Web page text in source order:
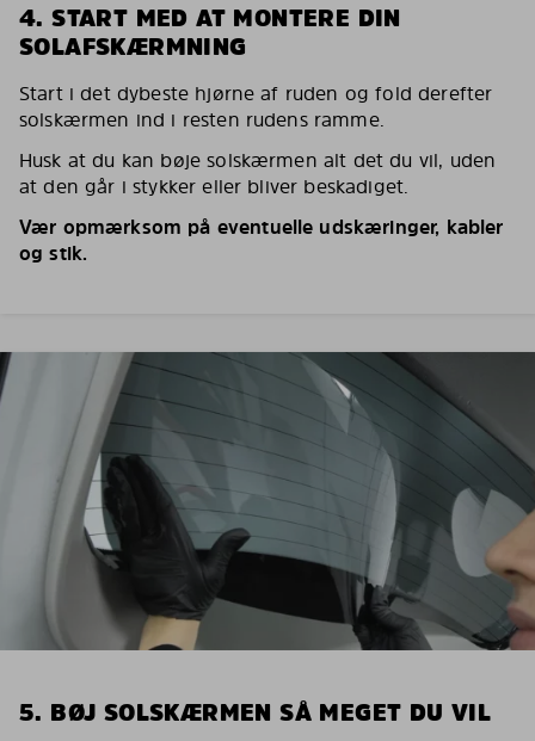
4. START MED AT MONTERE DIN
SOLAFSKÆRMNING
Start i det dybeste hjørne af ruden og fold derefter
solskærmen ind i resten rudens ramme.
Husk at du kan bøje solskærmen alt det du vil, uden
at den går i stykker eller bliver beskadiget.
Vær opmærksom på eventuelle udskæringer, kabler
og stik.
5. BØJ SOLSKÆRMEN SÅ MEGET DU VIL